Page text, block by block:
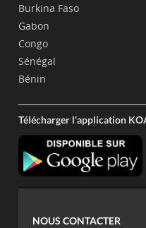
Burkina Faso
Gabon
Congo
Sénégal
Bénin
Télécharger l'application
NOUS CONTACTER